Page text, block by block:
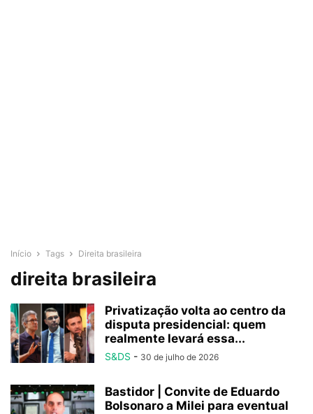
Início Tags Direita brasileira
direita brasileira
Privatização volta ao centro da
disputa presidencial: quem
realmente levará essa...
S&DS - 30 de julho de 2026
Bastidor | Convite de Eduardo
Bolsonaro a Milei para eventual